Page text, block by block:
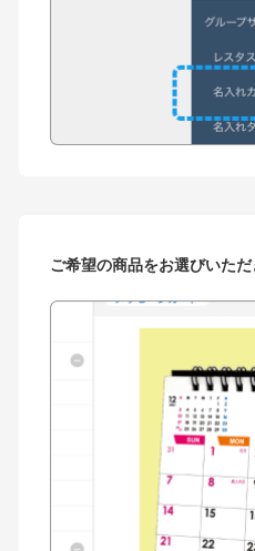
ご希望の商品をお選びいた